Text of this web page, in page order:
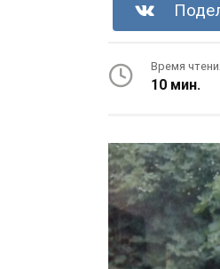
Время
10 мин.